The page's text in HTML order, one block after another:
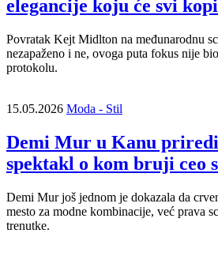
elegancije koju će svi
Povratak Kejt Midlton na međunarodnu
nezapaženo i ne, ovoga puta fokus nije
protokolu.
15.05.2026 Moda - Stil
Demi Mur u Kanu
spektakl o kom bruji ceo
Demi Mur još jednom je dokazala da
mesto za modne kombinacije, već prava
trenutke.